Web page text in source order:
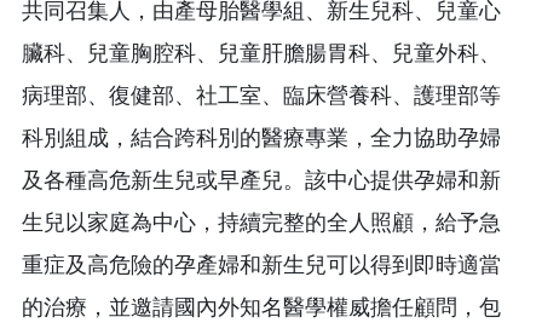
共同召集人，由產母胎醫學組、新生兒科、兒童心
臟科、兒童胸腔科、兒童肝膽腸胃科、兒童外科、
病理部、復健部、社工室、臨床營養科、護理部等
科別組成，結合跨科別的醫療專業，全力協助孕婦
及各種高危新生兒或早產兒。該中心提供孕婦和新
生兒以家庭為中心，持續完整的全人照顧，給予急
重症及高危險的孕產婦和新生兒可以得到即時適當
的治療，並邀請國內外知名醫學權威擔任顧問，包